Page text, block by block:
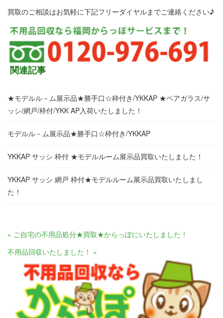
買取のご相談はお気軽に下記フリーダイヤルまでご連絡ください♪
関連記事
★モデルル－ム展示品★勝手口☆枠付き/YKKAP ★ペアガラス/サ
ッシ/網戸/枠付/YKK AP入荷いたしました！
モデルル－ム展示品★勝手口☆枠付き/YKKAP
YKKAP サッシ 枠付 ★モデルルーム展示品買取いたしました！
YKKAP サッシ 網戸 枠付★モデルルーム展示品買取いたしまし
た！
« ご自宅の不用品処分★買取★からっぽにいたしました！
不用品回収いたしました！ »